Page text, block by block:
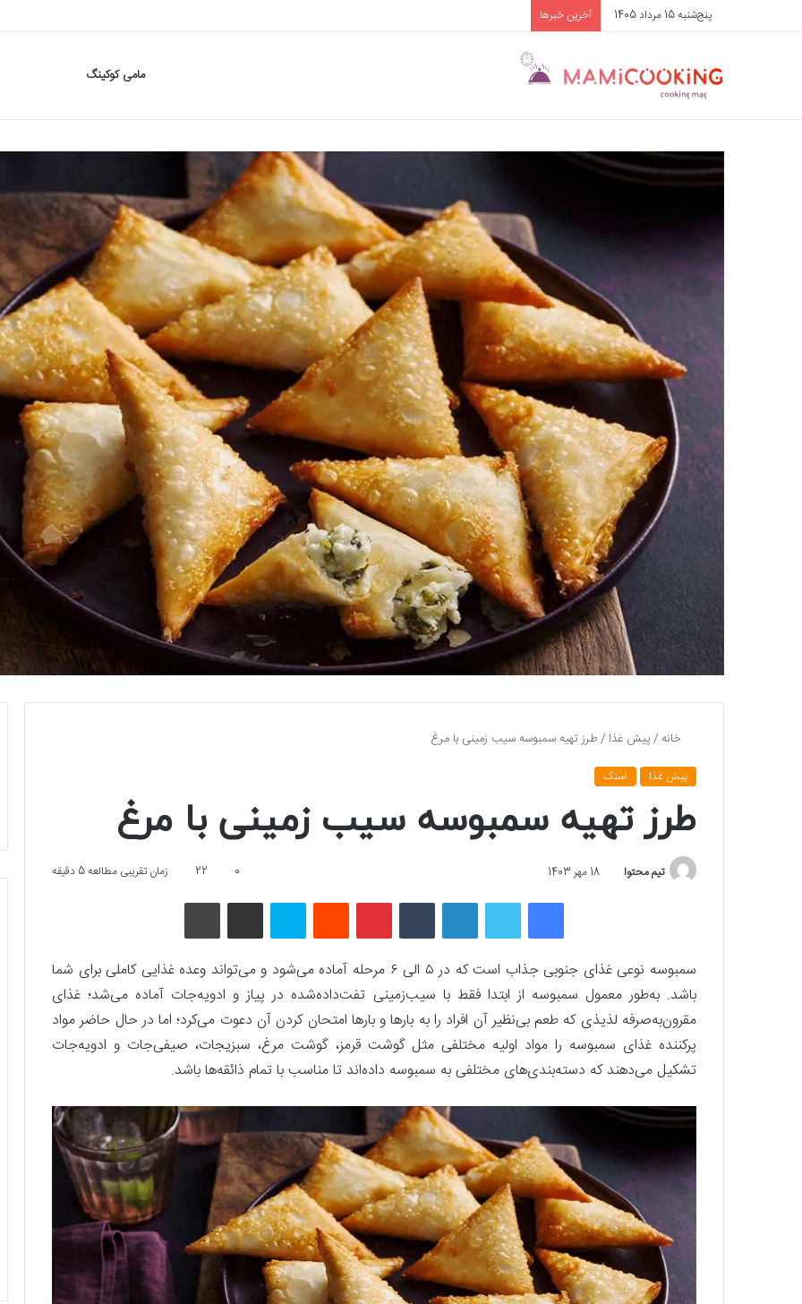
پنج‌شنبه 15 مرداد 1405 آخرین خبرها
مامی کوکینگ
خانه /پیش غذا /طرز تهیه سمبوسه سیب زمینی با مرغ
پیش غذا اسنک
طرز تهیه سمبوسه سیب زمینی با مرغ
تیم محتوا 18 مهر 1403 0
22 زمان تقریبی مطالعه 5 دقیقه
فیسبوک لینکداین پینتریست اسکایپ
سمبوسه نوعی غذای جنوبی جذاب است که در ۵ الی ۶ مرحله آماده می‌شود و می‌تواند وعده غذایی کاملی برای شما
باشد. به‌طور معمول سمبوسه از ابتدا فقط با سیب‌زمینی تفت‌داده‌شده در پیاز و ادویه‌جات آماده می‌شد؛ غذای
مقرون‌به‌صرفه لذیذی که طعم بی‌نظیر آن افراد را به بارها و بارها امتحان کردن آن دعوت می‌کرد؛ اما در حال حاضر مواد
پرکننده غذای سمبوسه را مواد اولیه مختلفی مثل گوشت قرمز، گوشت مرغ، سبزیجات، صیفی‌جات و ادویه‌جات
تشکیل می‌دهند که دسته‌بندی‌های مختلفی به سمبوسه داده‌اند تا مناسب با تمام ذائقه‌ها باشد.